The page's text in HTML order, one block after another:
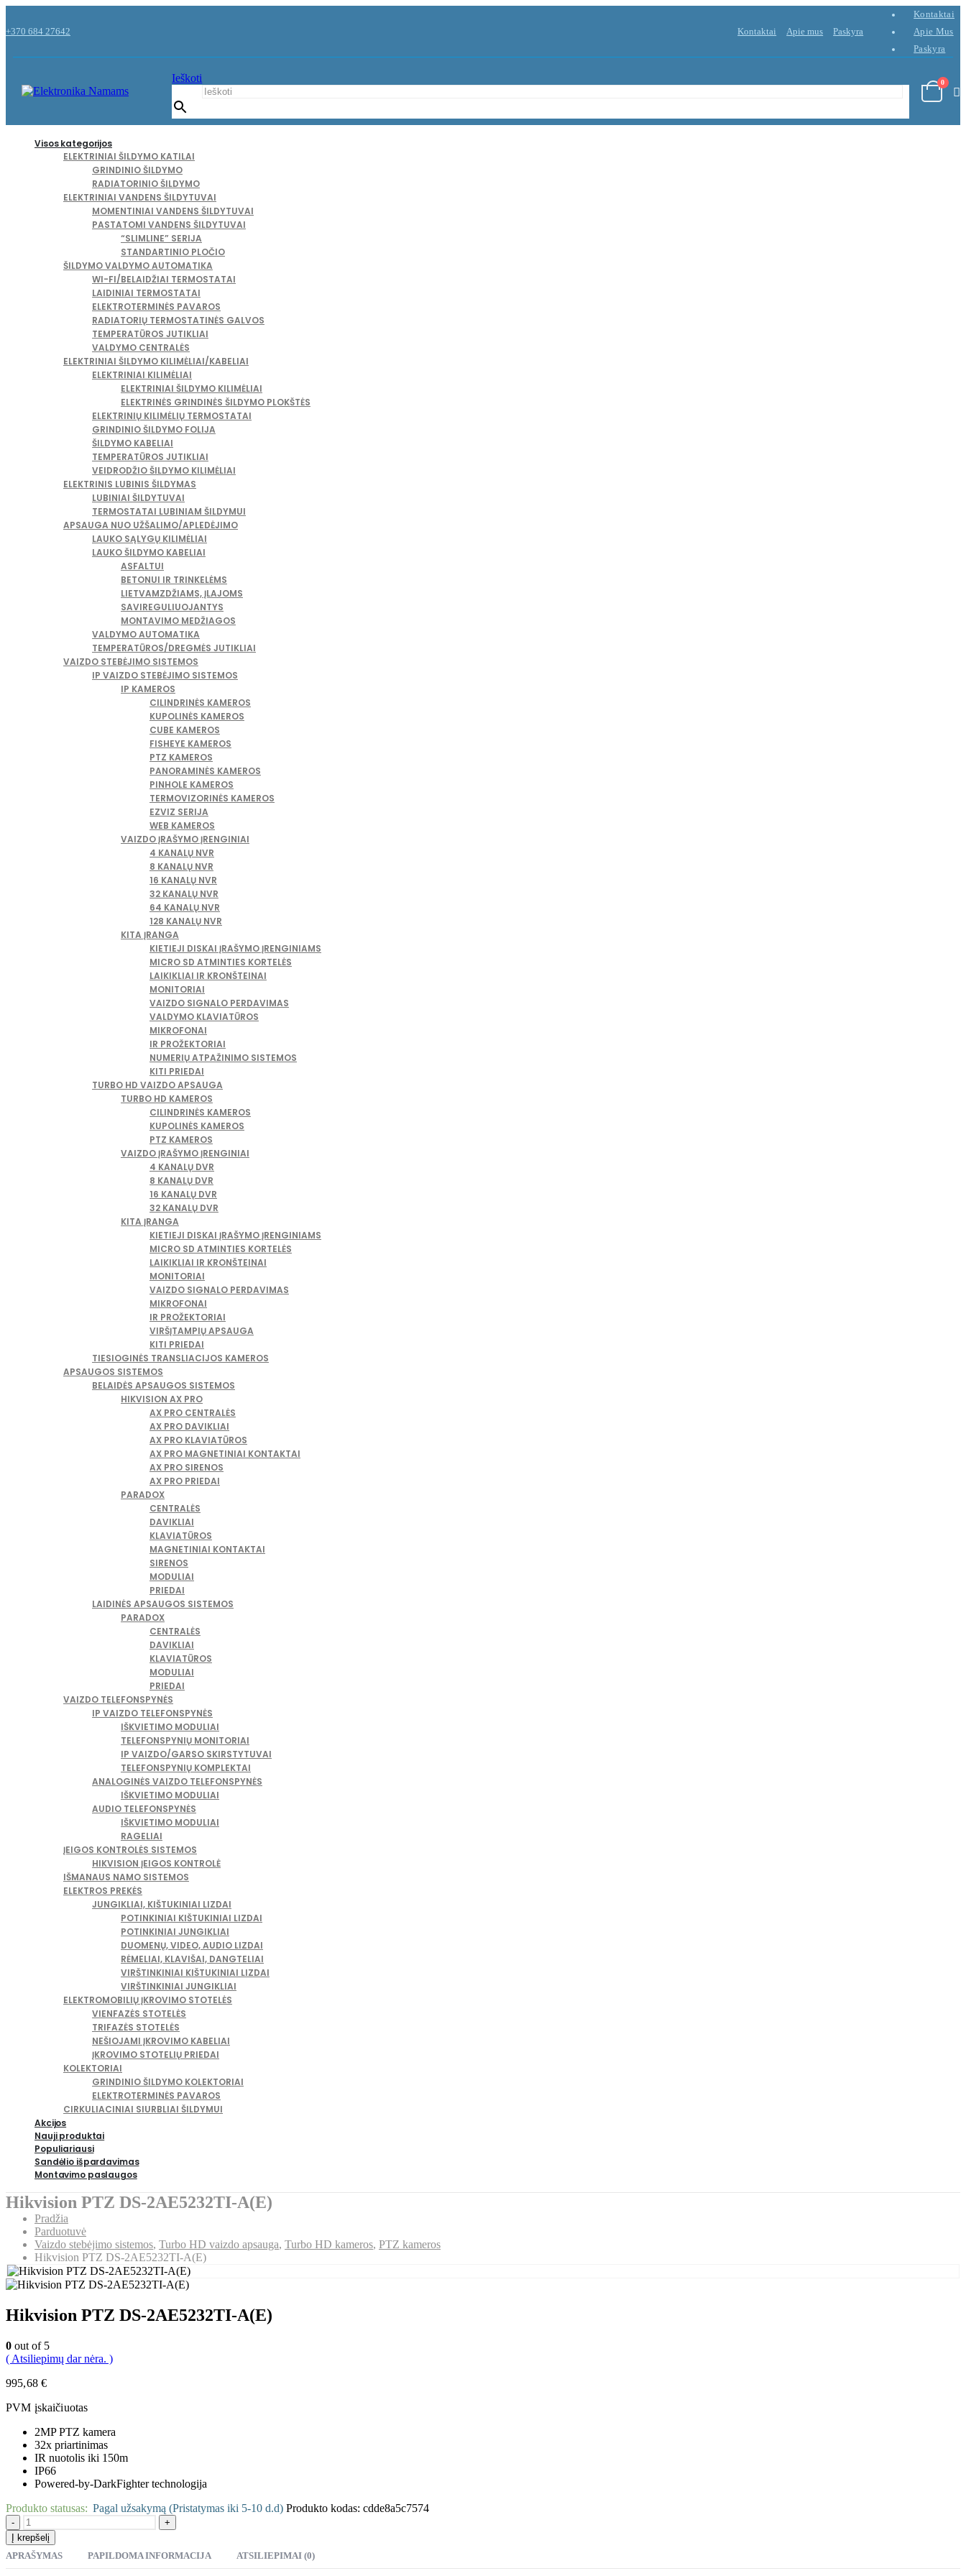
+370 684 27642 Kontaktai Apie mus Paskyra
Kontaktai
Apie Mus
Paskyra
Ieškoti
0
Visos kategorijos
ELEKTRINIAI ŠILDYMO KATILAI
GRINDINIO ŠILDYMO
RADIATORINIO ŠILDYMO
ELEKTRINIAI VANDENS ŠILDYTUVAI
MOMENTINIAI VANDENS ŠILDYTUVAI
PASTATOMI VANDENS ŠILDYTUVAI
“SLIMLINE” SERIJA
STANDARTINIO PLOČIO
ŠILDYMO VALDYMO AUTOMATIKA
WI-FI/BELAIDŽIAI TERMOSTATAI
LAIDINIAI TERMOSTATAI
ELEKTROTERMINĖS PAVAROS
RADIATORIŲ TERMOSTATINĖS GALVOS
TEMPERATŪROS JUTIKLIAI
VALDYMO CENTRALĖS
ELEKTRINIAI ŠILDYMO KILIMĖLIAI/KABELIAI
ELEKTRINIAI KILIMĖLIAI
ELEKTRINIAI ŠILDYMO KILIMĖLIAI
ELEKTRINĖS GRINDINĖS ŠILDYMO PLOKŠTĖS
ELEKTRINIŲ KILIMĖLIŲ TERMOSTATAI
GRINDINIO ŠILDYMO FOLIJA
ŠILDYMO KABELIAI
TEMPERATŪROS JUTIKLIAI
VEIDRODŽIO ŠILDYMO KILIMĖLIAI
ELEKTRINIS LUBINIS ŠILDYMAS
LUBINIAI ŠILDYTUVAI
TERMOSTATAI LUBINIAM ŠILDYMUI
APSAUGA NUO UŽŠALIMO/APLEDĖJIMO
LAUKO SĄLYGŲ KILIMĖLIAI
LAUKO ŠILDYMO KABELIAI
ASFALTUI
BETONUI IR TRINKELĖMS
LIETVAMZDŽIAMS, ĮLAJOMS
SAVIREGULIUOJANTYS
MONTAVIMO MEDŽIAGOS
VALDYMO AUTOMATIKA
TEMPERATŪROS/DREGMĖS JUTIKLIAI
VAIZDO STEBĖJIMO SISTEMOS
IP VAIZDO STEBĖJIMO SISTEMOS
IP KAMEROS
CILINDRINĖS KAMEROS
KUPOLINĖS KAMEROS
CUBE KAMEROS
FISHEYE KAMEROS
PTZ KAMEROS
PANORAMINĖS KAMEROS
PINHOLE KAMEROS
TERMOVIZORINĖS KAMEROS
EZVIZ SERIJA
WEB KAMEROS
VAIZDO ĮRAŠYMO ĮRENGINIAI
4 KANALŲ NVR
8 KANALŲ NVR
16 KANALŲ NVR
32 KANALŲ NVR
64 KANALŲ NVR
128 KANALŲ NVR
KITA ĮRANGA
KIETIEJI DISKAI ĮRAŠYMO ĮRENGINIAMS
MICRO SD ATMINTIES KORTELĖS
LAIKIKLIAI IR KRONŠTEINAI
MONITORIAI
VAIZDO SIGNALO PERDAVIMAS
VALDYMO KLAVIATŪROS
MIKROFONAI
IR PROŽEKTORIAI
NUMERIŲ ATPAŽINIMO SISTEMOS
KITI PRIEDAI
TURBO HD VAIZDO APSAUGA
TURBO HD KAMEROS
CILINDRINĖS KAMEROS
KUPOLINĖS KAMEROS
PTZ KAMEROS
VAIZDO ĮRAŠYMO ĮRENGINIAI
4 KANALŲ DVR
8 KANALŲ DVR
16 KANALŲ DVR
32 KANALŲ DVR
KITA ĮRANGA
KIETIEJI DISKAI ĮRAŠYMO ĮRENGINIAMS
MICRO SD ATMINTIES KORTELĖS
LAIKIKLIAI IR KRONŠTEINAI
MONITORIAI
VAIZDO SIGNALO PERDAVIMAS
MIKROFONAI
IR PROŽEKTORIAI
VIRŠĮTAMPIŲ APSAUGA
KITI PRIEDAI
TIESIOGINĖS TRANSLIACIJOS KAMEROS
APSAUGOS SISTEMOS
BELAIDĖS APSAUGOS SISTEMOS
HIKVISION AX PRO
AX PRO CENTRALĖS
AX PRO DAVIKLIAI
AX PRO KLAVIATŪROS
AX PRO MAGNETINIAI KONTAKTAI
AX PRO SIRENOS
AX PRO PRIEDAI
PARADOX
CENTRALĖS
DAVIKLIAI
KLAVIATŪROS
MAGNETINIAI KONTAKTAI
SIRENOS
MODULIAI
PRIEDAI
LAIDINĖS APSAUGOS SISTEMOS
PARADOX
CENTRALĖS
DAVIKLIAI
KLAVIATŪROS
MODULIAI
PRIEDAI
VAIZDO TELEFONSPYNĖS
IP VAIZDO TELEFONSPYNĖS
IŠKVIETIMO MODULIAI
TELEFONSPYNIŲ MONITORIAI
IP VAIZDO/GARSO SKIRSTYTUVAI
TELEFONSPYNIŲ KOMPLEKTAI
ANALOGINĖS VAIZDO TELEFONSPYNĖS
IŠKVIETIMO MODULIAI
AUDIO TELEFONSPYNĖS
IŠKVIETIMO MODULIAI
RAGELIAI
ĮEIGOS KONTROLĖS SISTEMOS
HIKVISION ĮEIGOS KONTROLĖ
IŠMANAUS NAMO SISTEMOS
ELEKTROS PREKĖS
JUNGIKLIAI, KIŠTUKINIAI LIZDAI
POTINKINIAI KIŠTUKINIAI LIZDAI
POTINKINIAI JUNGIKLIAI
DUOMENŲ, VIDEO, AUDIO LIZDAI
RĖMELIAI, KLAVIŠAI, DANGTELIAI
VIRŠTINKINIAI KIŠTUKINIAI LIZDAI
VIRŠTINKINIAI JUNGIKLIAI
ELEKTROMOBILIŲ ĮKROVIMO STOTELĖS
VIENFAZĖS STOTELĖS
TRIFAZĖS STOTELĖS
NEŠIOJAMI ĮKROVIMO KABELIAI
ĮKROVIMO STOTELIŲ PRIEDAI
KOLEKTORIAI
GRINDINIO ŠILDYMO KOLEKTORIAI
ELEKTROTERMINĖS PAVAROS
CIRKULIACINIAI SIURBLIAI ŠILDYMUI
Akcijos
Nauji produktai
Populiariausi
Sandėlio išpardavimas
Montavimo paslaugos
Hikvision PTZ DS-2AE5232TI-A(E)
Pradžia
Parduotuvė
Vaizdo stebėjimo sistemos, Turbo HD vaizdo apsauga, Turbo HD kameros, PTZ kameros
Hikvision PTZ DS-2AE5232TI-A(E)
Hikvision PTZ DS-2AE5232TI-A(E)
0 out of 5
( Atsiliepimų dar nėra. )
995,68 €
PVM įskaičiuotas
2MP PTZ kamera
32x priartinimas
IR nuotolis iki 150m
IP66
Powered-by-DarkFighter technologija
Produkto statusas: Pagal užsakymą (Pristatymas iki 5-10 d.d) Produkto kodas: cdde8a5c7574
-
+
Į krepšelį
APRAŠYMAS
PAPILDOMA INFORMACIJA ATSILIEPIMAI (0)